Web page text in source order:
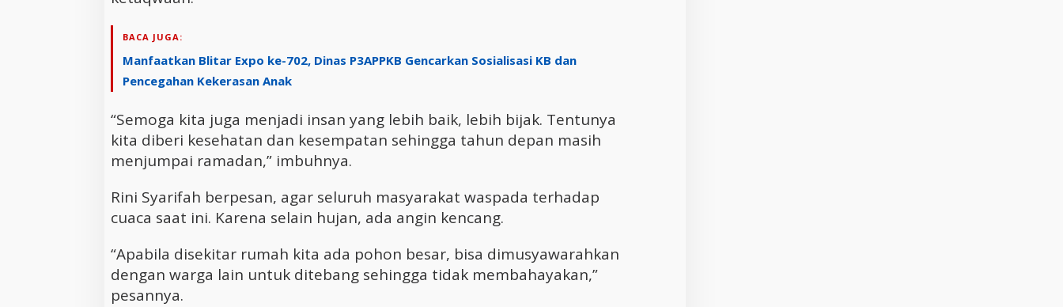
BACA JUGA:
Manfaatkan Blitar Expo ke-702, Dinas P3APPKB Gencarkan Sosialisasi KB dan
Pencegahan Kekerasan Anak
“Semoga kita juga menjadi insan yang lebih baik, lebih bijak. Tentunya
kita diberi kesehatan dan kesempatan sehingga tahun depan masih
menjumpai ramadan,” imbuhnya.
Rini Syarifah berpesan, agar seluruh masyarakat waspada terhadap
cuaca saat ini. Karena selain hujan, ada angin kencang.
“Apabila disekitar rumah kita ada pohon besar, bisa dimusyawarahkan
dengan warga lain untuk ditebang sehingga tidak membahayakan,”
pesannya.